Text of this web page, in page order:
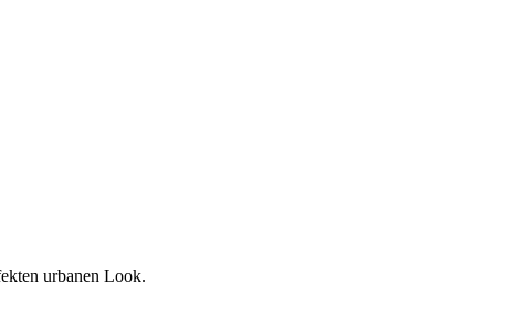
urbanen Look.